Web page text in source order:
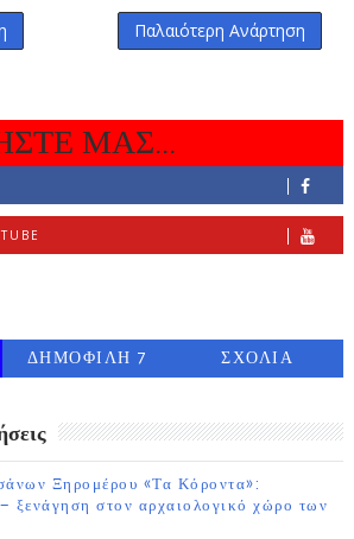
Παλαιότερη Ανάρτηση
ΜΑΣ...
ΔΗΜΟΦΙΛΗ 7
ΣΧΟΛΙΑ
Ξηρομέρου «Τα Κόροντα»:
στον αρχαιολογικό χώρο των